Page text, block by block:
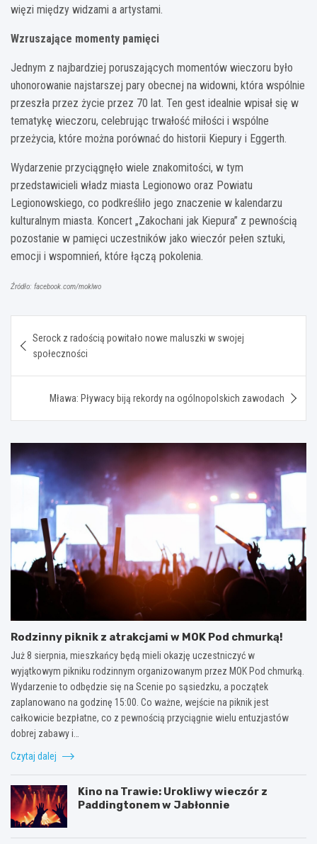
więzi między widzami a artystami.
Wzruszające momenty pamięci
Jednym z najbardziej poruszających momentów wieczoru było
uhonorowanie najstarszej pary obecnej na widowni, która wspólnie
przeszła przez życie przez 70 lat. Ten gest idealnie wpisał się w
tematykę wieczoru, celebrując trwałość miłości i wspólne
przeżycia, które można porównać do historii Kiepury i Eggerth.
Wydarzenie przyciągnęło wiele znakomitości, w tym
przedstawicieli władz miasta Legionowo oraz Powiatu
Legionowskiego, co podkreśliło jego znaczenie w kalendarzu
kulturalnym miasta. Koncert „Zakochani jak Kiepura” z pewnością
pozostanie w pamięci uczestników jako wieczór pełen sztuki,
emocji i wspomnień, które łączą pokolenia.
Źródło: facebook.com/moklwo
wpisu
Serock z radością powitało nowe maluszki w swojej
społeczności
Mława: Pływacy biją rekordy na ogólnopolskich zawodach
Rodzinny piknik z atrakcjami w MOK Pod chmurką!
Już 8 sierpnia, mieszkańcy będą mieli okazję uczestniczyć w
wyjątkowym pikniku rodzinnym organizowanym przez MOK Pod chmurką.
Wydarzenie to odbędzie się na Scenie po sąsiedzku, a początek
zaplanowano na godzinę 15:00. Co ważne, wejście na piknik jest
całkowicie bezpłatne, co z pewnością przyciągnie wielu entuzjastów
dobrej zabawy i…
Czytaj dalej
Kino na Trawie: Urokliwy wieczór z
Paddingtonem w Jabłonnie